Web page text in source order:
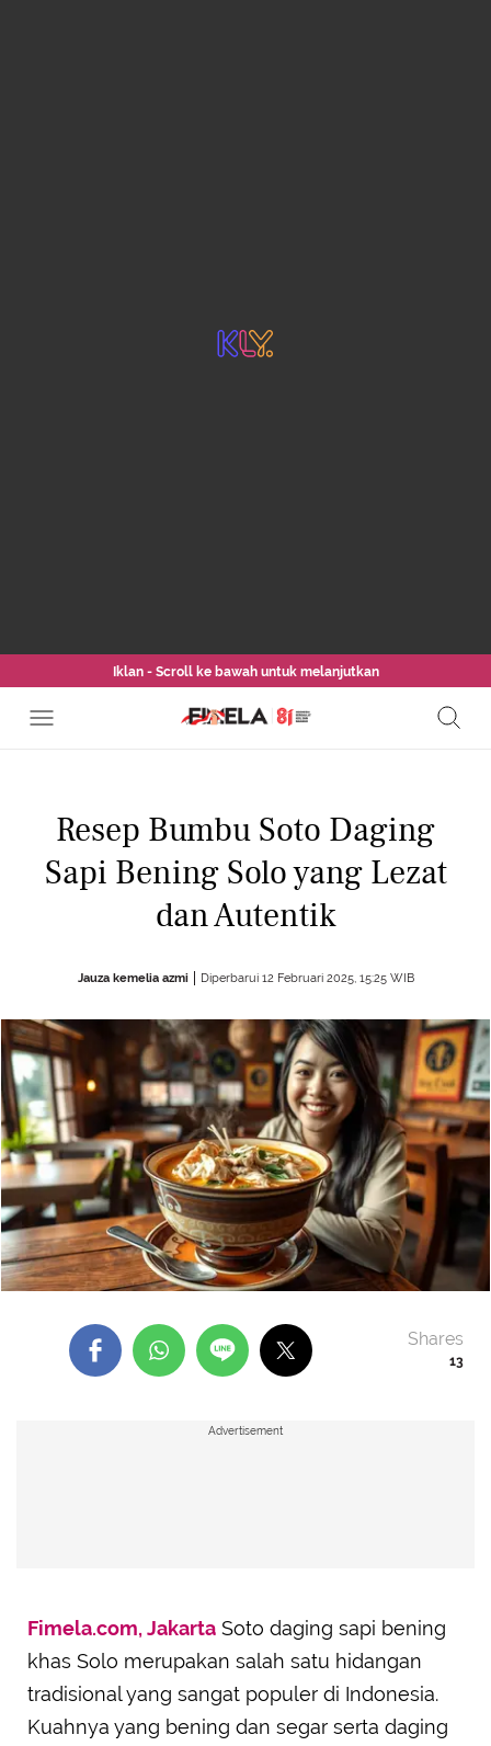
Iklan - Scroll ke bawah untuk melanjutkan
Resep Bumbu Soto Daging
Sapi Bening Solo yang Lezat
dan Autentik
Jauza kemelia azmi Diperbarui 12 Februari 2025, 15:25 WIB
13
Shares
Advertisement
Fimela.com, Jakarta Soto daging sapi bening
khas Solo merupakan salah satu hidangan
tradisional yang sangat populer di Indonesia.
Kuahnya yang bening dan segar serta daging